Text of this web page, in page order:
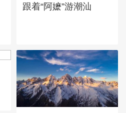
跟着“阿嬷”游潮汕